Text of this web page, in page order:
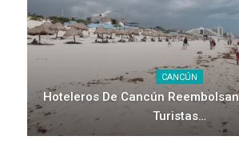
CANCÚN
Hoteleros De Cancún
Turistas…